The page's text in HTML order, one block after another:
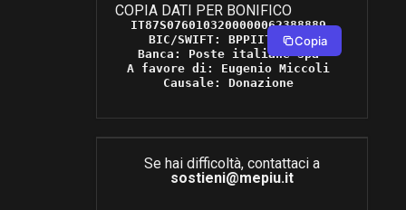
COPIA DATI PER BONIFICO
IT87S0760103200000062388889
BIC/SWIFT: BPPIITRRXXX
Banca: Poste italiane Spa
A favore di: Eugenio Miccoli
Causale: Donazione
Copia
Se hai difficoltà, contattaci a
sostieni@mepiu.it